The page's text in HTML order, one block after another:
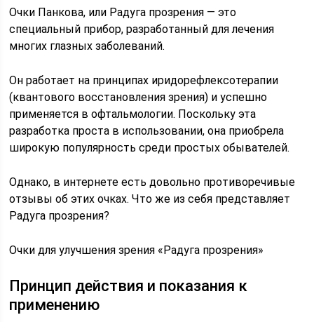
Очки Панкова, или Радуга прозрения — это
специальный прибор, разработанный для лечения
многих глазных заболеваний.
Он работает на принципах иридорефлексотерапии
(квантового восстановления зрения) и успешно
применяется в офтальмологии. Поскольку эта
разработка проста в использовании, она приобрела
широкую популярность среди простых обывателей.
Однако, в интернете есть довольно противоречивые
отзывы об этих очках. Что же из себя представляет
Радуга прозрения?
Очки для улучшения зрения «Радуга прозрения»
Принцип действия и показания к
применению